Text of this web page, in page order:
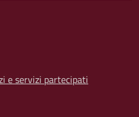
e servizi partecipati